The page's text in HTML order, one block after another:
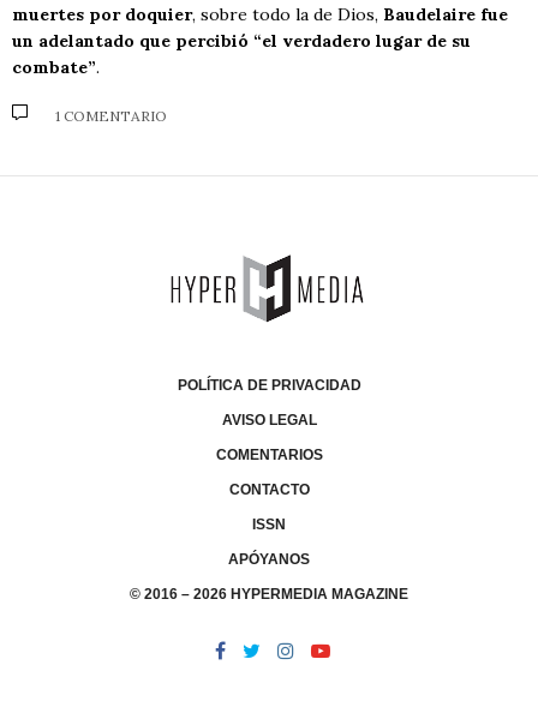
muertes por doquier, sobre todo la de Dios, Baudelaire fue
un adelantado que percibió “el verdadero lugar de su
combate”.
1 COMENTARIO
POLÍTICA DE PRIVACIDAD
AVISO LEGAL
COMENTARIOS
CONTACTO
ISSN
APÓYANOS
© 2016 – 2026 HYPERMEDIA MAGAZINE